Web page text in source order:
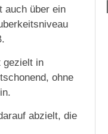
auch über ein
gezielt in
ohne
abzielt, die